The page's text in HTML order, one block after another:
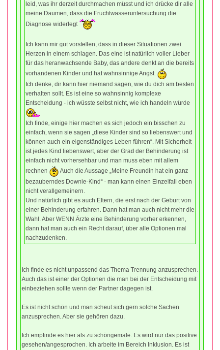
leid, was ihr derzeit durchmachen müsst und ich drücke dir alle
meine Daumen, dass die Fruchtwasseruntersuchung die
Diagnose widerlegt
Ich kann mir gut vorstellen, dass in dieser Situationen zwei
Herzen in einem schlagen. Das eine ist natürlich voller Lieber
für das heranwachsende Baby, das andere denkt an die bereits
vorhandenen Kinder und hat wahnsinnige Angst.
Ich denke, dir kann hier niemand sagen, wie du dich am besten
verhalten sollt. Es ist eine so wahnsinnig komplexe
Entscheidung - ich wüsste selbst nicht, wie ich handeln würde
Ich finde, einige hier machen es sich jedoch ein bisschen zu
einfach, wenn sie sagen „diese Kinder sind so liebenswert und
können auch ein eigenständiges Leben führen“. Mit Sicherheit
ist jedes Kind liebenswert, aber der Grad der Behinderung ist
einfach nicht vorhersehbar und man muss eben mit allem
rechnen
Auch die Aussage „Meine Freundin hat ein ganz
bezauberndes Downie-Kind“ - man kann einen Einzelfall eben
nicht verallgemeinern.
Und natürlich gibt es auch Eltern, die erst nach der Geburt von
einer Behinderung erfahren. Dann hat man auch nicht mehr die
Wahl. Aber WENN Ärzte eine Behinderung vorher erkennen,
dann hat man auch ein Recht darauf, über alle Optionen mal
nachzudenken.
Ich finde es nicht unpassend das Thema Trennung anzusprechen.
Auch das ist einer der Optionen die man bei der Entscheidung mit
einbeziehen sollte wenn der Partner dagegen ist.
Es ist nicht schön und man scheut sich gern solche Sachen
anzusprechen. Aber sie gehören dazu.
Ich empfinde es hier als zu schöngemale. Es wird nur das positive
gesehen/angesprochen. Ich arbeite im Bereich Inklusion. Es ist